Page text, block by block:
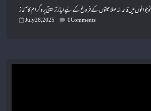
نوجوانوں میں قائدانہ صلاحیتوں کے فروغ کے لیے لیڈر تربیتی پروگرام کا آغاز
July 28, 2025 0 Comments